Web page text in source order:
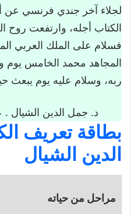
لجلاء آخر جندي فرنسي عن
الكتاب أجله، وارتفعت روح
فسلام على الملك العربي
المجاهد محمد الخامس يوم
ربه، وسلام عليه يوم يبعث
د. جمل الدين الشيال .
بطاقة تعريف
الدين الشيال
مراحل من حياته